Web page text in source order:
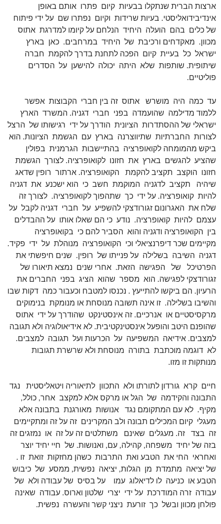
ארצות הברית שנתקלו בבעיות קיום פתרו אותם באופן
אינדיבידואליסטי. בעיות שרידות וקיום נפתרו שם על ידי פיתוח
של כלים בהם הועלה היחיד הנלחם על קיומו למדרגת אתוס
מכוון. מאקדחים ורכיבת של היחיד במרחבים. כאן בארץ
ישראל כל בעיית קיום הפכה לתחנת בדרך להקמת חברה
שיתופית. שותפות שלא היתה יכולה להישען על הסדרים
פוליטיים.
עד כמה היה מושרש אתוס זה בין חברי הקבוצות אפשר
ללמוד מדילמה שהועמדה בפני חברי דגניה. המשרד הארץ
ישראלי של ההסתדרות הציונית הודרך על ידי רגישותו של הרצל
לצורות החברתיות שתיווצרנה בארץ עם הגשמת הציונות. הוא
ביקש מהמומחה לקואופרציה בהתיישבות הגרמנית בפולין
שהציע להגשים בארץ את חזונו לקואופרציה. לצורך הגשמת
חזונו הוקצב תקציב להקמת הקואופרציה. ארתור רופין שדאג
שיהיה תקציב לדגניה המוקמת חשב כי הוא ישכנע את דגניה
להיות קואופרציה. על ידי כך שתהפוך לקואופרציה. לצורך זה
שלח את האגרונום זגורודצקי להשפיע על חברי דגניה לקבל על
עצמם להיות קואופרציה. נודע כי הם שאלו אותו על ההבדלים
בין הקואופרציה ודגניה והוא הסביר להם כי בקואופרציה
מקיימים שכר דיפרנציאלי וכי הקואופרציה מנוהלת על ידי פקיד.
דגניה השיבה בשלילה על פנייתו של רופין. שנים חיפשתי את
הפרטיכל של הפגישה הזאת. אחרי שנים נמצא תיאורו של
זגורודצקי לפגישה. הוא מספר שהוא הציג בפני החברים את
הרעיון. הם ביקשו להתייעץ . נכנסו למטבח וכעבור כמה דקות שבו
והשיבו בשלילה. זו אינה תשובה מנוסחת או מנומקת בנימוקים
מרקסיסטיים או אנרכיים. זה אינסטינקט שהודרך על ידי אתוס
שהופנם היטב והופעל אינסטינקטיבית. לא אידיאולוגיה ולא תגובה
למצבים. אידיאה המשפיעה על הכרעות ועל תגובה למצבים.
לא דוגמה מוכתבת בתורה מנוסחת ולא שרשרת תגובות
מנותקות זו מזו.
חיים קרא גורדון לתורתו ולא התכוון לתיאוריה ויטאליסטית נגד
התבונה והקידמה של הגל או מרקס אלא למקצב אחר, כולל,
מקיף. לא עם המתקומם נגד אנושות מאורגנת בתבונה אלא
מעגלי קיום המכילים תבונה ולב המקרינים זה על זה ומתקיימים
זה בצד זה. מעגלים שאינם משתלטים זה על זה או נמזגים זה
בזה של יחיד משפחה, קהילה, עם, ואנושות. של חיי יחיד יוצר
ואחראי החי את הטבע ואת התרבות כשהן מחזקות זואת זו .
של יציאה מתמדת מן הגלות, יציאה נפשית, ממסע של כיבוש
הטבע או כניעה לו לדיאלוג עמו על בסיס של עבודה ולא של
עבודה זרה המודרכת על ידי יצרי שלטון וארוס. עבודה שאינה
פולחן מכוון ובשל כך זורעת ניצני קשר והעשרה נפשית.